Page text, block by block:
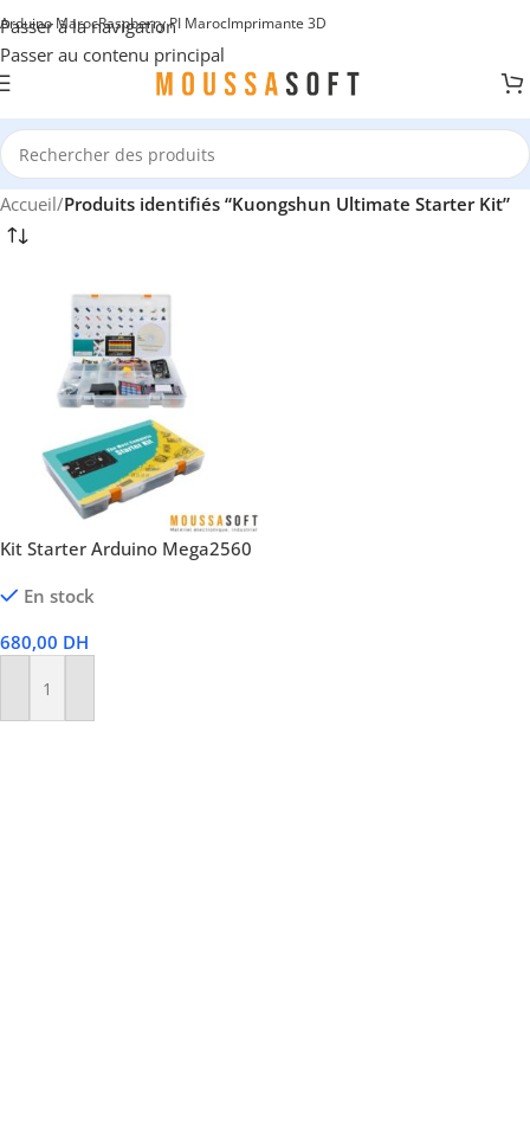
Passer à la navigation
Passer au contenu principal
Arduino MarocRaspberry PI MarocImprimante 3D
Accueil/Produits identifiés “Kuongshun Ultimate Starter Kit”
Kit Starter Arduino Mega2560
En stock
680,00 DH
Ajouter Au Panier